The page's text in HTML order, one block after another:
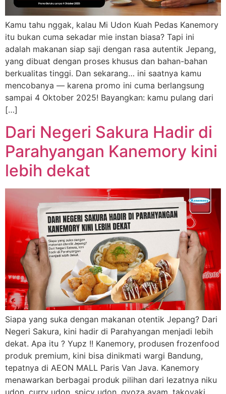
Kamu tahu nggak, kalau Mi Udon Kuah Pedas Kanemory
itu bukan cuma sekadar mie instan biasa? Tapi ini
adalah makanan siap saji dengan rasa autentik Jepang,
yang dibuat dengan proses khusus dan bahan-bahan
berkualitas tinggi. Dan sekarang… ini saatnya kamu
mencobanya — karena promo ini cuma berlangsung
sampai 4 Oktober 2025! Bayangkan: kamu pulang dari
[…]
Dari Negeri Sakura Hadir di
Parahyangan Kanemory kini
lebih dekat
Siapa yang suka dengan makanan otentik Jepang? Dari
Negeri Sakura, kini hadir di Parahyangan menjadi lebih
dekat. Apa itu ? Yupz !! Kanemory, produsen frozenfood
produk premium, kini bisa dinikmati wargi Bandung,
tepatnya di AEON MALL Paris Van Java. Kanemory
menawarkan berbagai produk pilihan dari lezatnya niku
udon, curry udon, spicy udon, gyoza ayam, takoyaki,